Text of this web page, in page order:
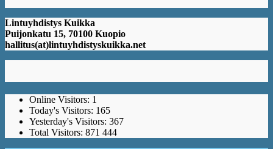
Lintuyhdistys Kuikka
Puijonkatu 15, 70100 Kuopio
hallitus(at)lintuyhdistyskuikka.net
Online Visitors: 1
Today's Visitors: 165
Yesterday's Visitors: 367
Total Visitors: 871 444